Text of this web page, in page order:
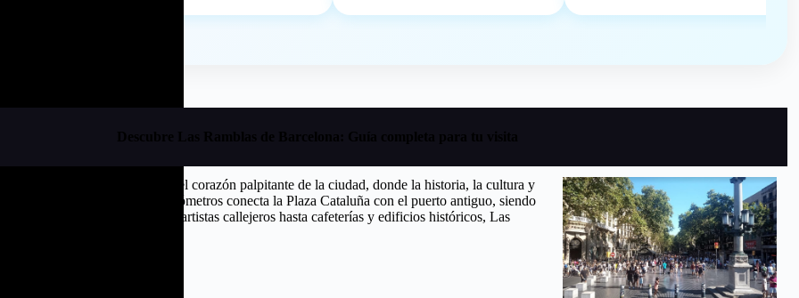
una avenida en Barcelona; son el corazón palpitante de la ciudad, donde la historia, la cultura y
Este icónico paseo de 1.2 kilómetros conecta la Plaza Cataluña con el puerto antiguo, siendo
Desde puestos de flores y artistas callejeros hasta cafeterías y edificios históricos, Las